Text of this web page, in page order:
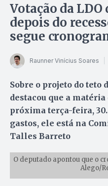
Votação da
depois do
segue
Raunner Vinícius Soares
Sobre o projeto do teto
destacou que a
próxima terça-feira,
gastos, ele está na
Talles Barreto
O deputado apontou que o
Alego/